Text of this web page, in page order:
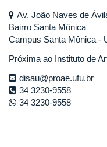
Av. João Naves de
Bairro Santa Mônica
Campus Santa Mônica -
Próxima ao Instituto de
disau@proae.ufu.br
34 3230-9558
34 3230-9558